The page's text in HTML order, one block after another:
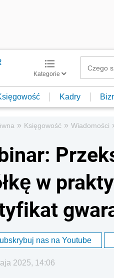
Kategorie
Kadry
» Księgowość » Wiadomości
w
nas na Youtube
2025, 14:06